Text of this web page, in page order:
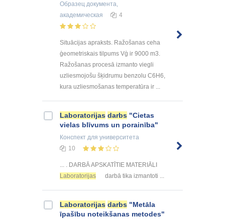
Образец документа,
академическая
4
Situācijas apraksts. Ražošanas ceha
ģeometriskais tilpums Vģ ir 9000 m3.
Ražošanas procesā izmanto viegli
uzliesmojošu šķidrumu benzolu C6H6,
kura uzliesmošanas temperatūra ir ...
Laboratorijas darbs "Cietas
vielas blīvums un porainība"
Конспект для университета
10
... . DARBĀ APSKATĪTIE MATERIĀLI
Laboratorijas
darbā tika izmantoti ...
Laboratorijas darbs "Metāla
īpašību noteikšanas metodes"